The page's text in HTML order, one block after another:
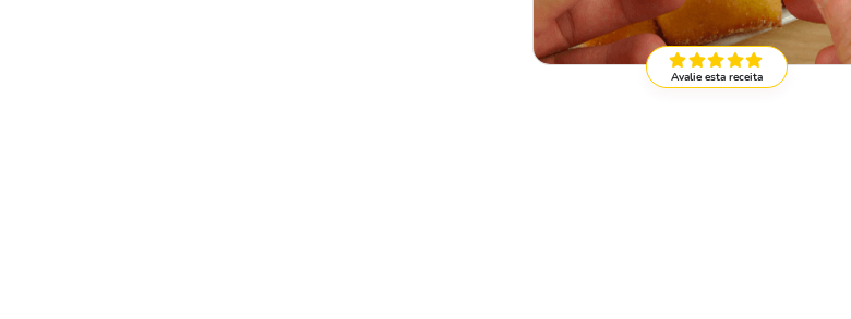
Avalie esta receita